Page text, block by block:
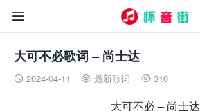

大可不必歌词 – 尚士达
 2024-04-11  最新歌词  310
大可不必 – 尚士达